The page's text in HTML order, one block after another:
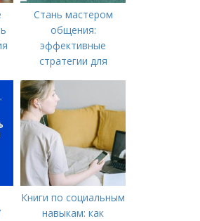
Стань мастером
общения:
эффективные
стратегии для
коммуникативных
навыков
Книги по социальным
навыкам: как